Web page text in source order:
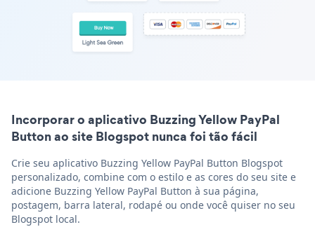
Incorporar o aplicativo Buzzing Yellow PayPal
Button ao site Blogspot nunca foi tão fácil
Crie seu aplicativo Buzzing Yellow PayPal Button Blogspot
personalizado, combine com o estilo e as cores do seu site e
adicione Buzzing Yellow PayPal Button à sua página,
postagem, barra lateral, rodapé ou onde você quiser no seu
Blogspot local.